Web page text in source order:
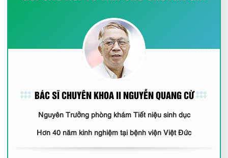
BÁC SĨ CHUYÊN KHOA II NGUYỄN QUANG CỪ
Nguyên Trưởng phòng khám Tiết niệu sinh dục
Hơn 40 năm kinh nghiệm tại bệnh viện Việt Đức